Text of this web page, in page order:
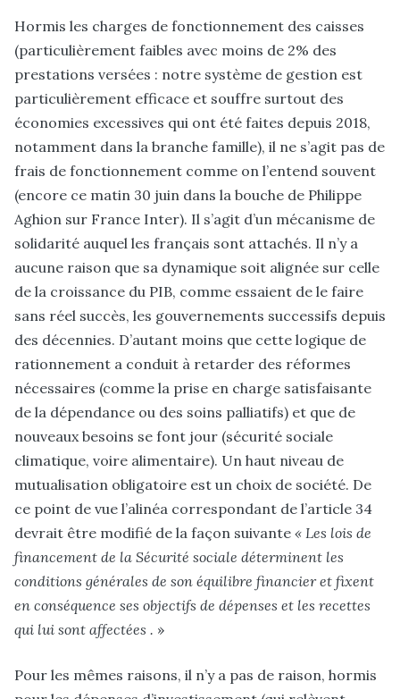
Hormis les charges de fonctionnement des caisses
(particulièrement faibles avec moins de 2% des
prestations versées : notre système de gestion est
particulièrement efficace et souffre surtout des
économies excessives qui ont été faites depuis 2018,
notamment dans la branche famille), il ne s’agit pas de
frais de fonctionnement comme on l’entend souvent
(encore ce matin 30 juin dans la bouche de Philippe
Aghion sur France Inter). Il s’agit d’un mécanisme de
solidarité auquel les français sont attachés. Il n’y a
aucune raison que sa dynamique soit alignée sur celle
de la croissance du PIB, comme essaient de le faire
sans réel succès, les gouvernements successifs depuis
des décennies. D’autant moins que cette logique de
rationnement a conduit à retarder des réformes
nécessaires (comme la prise en charge satisfaisante
de la dépendance ou des soins palliatifs) et que de
nouveaux besoins se font jour (sécurité sociale
climatique, voire alimentaire). Un haut niveau de
mutualisation obligatoire est un choix de société. De
ce point de vue l’alinéa correspondant de l’article 34
devrait être modifié de la façon suivante « Les lois de
financement de la Sécurité sociale déterminent les
conditions générales de son équilibre financier et fixent
en conséquence ses objectifs de dépenses et les recettes
qui lui sont affectées . »
Pour les mêmes raisons, il n’y a pas de raison, hormis